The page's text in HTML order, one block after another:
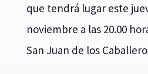
que tendrá lugar este
noviembre a las 20.00
San Juan de los